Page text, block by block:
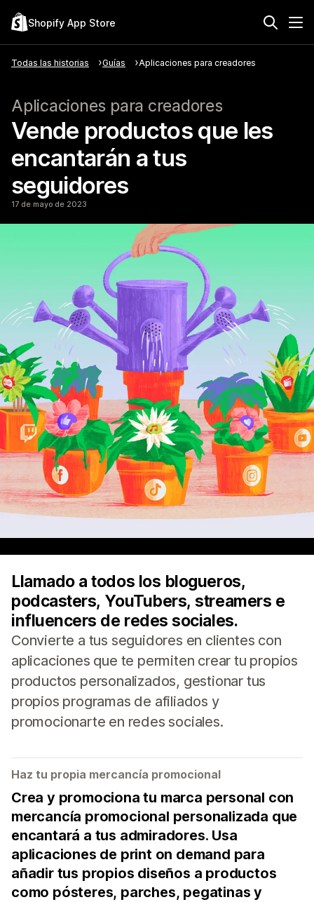
Shopify App Store
Todas las historias Guías Aplicaciones para creadores
Aplicaciones para creadores
Vende productos que les
encantarán a tus
seguidores
17 de mayo de 2023
Llamado a todos los blogueros,
podcasters, YouTubers, streamers e
influencers de redes sociales.
Convierte a tus seguidores en clientes con
aplicaciones que te permiten crear tu propios
productos personalizados, gestionar tus
propios programas de afiliados y
promocionarte en redes sociales.
Haz tu propia mercancía promocional
Crea y promociona tu marca personal con
mercancía promocional personalizada que
encantará a tus admiradores. Usa
aplicaciones de print on demand para
añadir tus propios diseños a productos
como pósteres, parches, pegatinas y